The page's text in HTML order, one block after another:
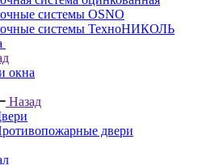
системы OSNO
системы ТехноНИКОЛЬ
окна
Назад
двери